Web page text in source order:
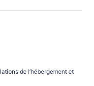
de l’hébergement et